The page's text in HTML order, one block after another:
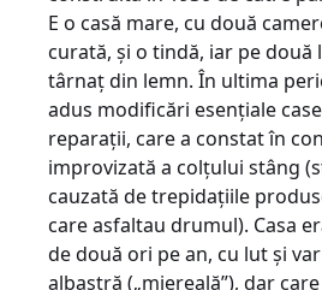
E o casă mare, cu două
curată, şi o tindă, iar pe două
târnaţ din lemn. În ultima
adus modificări esenţiale
reparaţii, care a constat în
improvizată a colţului stâng
cauzată de trepidaţiile
care asfaltau drumul). Casa
de două ori pe an, cu lut şi
albastră („miereală”), dar